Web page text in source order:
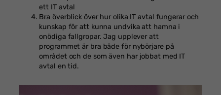
ett IT avtal
Bra överblick över hur olika IT avtal fungerar och
kunskap för att kunna undvika att hamna i
onödiga fallgropar. Jag upplever att
programmet är bra både för nybörjare på
området och de som även har jobbat med IT
avtal en tid.